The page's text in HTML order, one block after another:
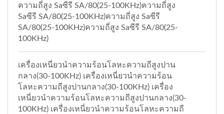
ความถี่สูง Saซีรี SA/80(25-100KHz)ความถี่สูง
Saซีรี SA/80(25-100KHz)ความถี่สูง Saซีรี
SA/80(25-100KHz)ความถี่สูง Saซีรี SA/80(25-
100KHz)
เครื่องเหนี่ยวนำความร้อนโลหะความถีสูงปาน
กลาง(30-100KHz) เครื่องเหนี่ยวนำความร้อน
โลหะความถีสูงปานกลาง(30-100KHz) เครื่อง
เหนี่ยวนำความร้อนโลหะความถีสูงปานกลาง(30-
100KHz) เครื่องเหนี่ยวนำความร้อนโลหะความถี